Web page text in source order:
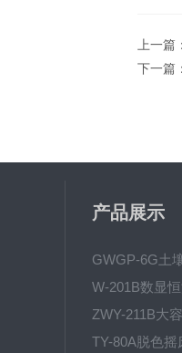
上一篇
下一篇
产品展示